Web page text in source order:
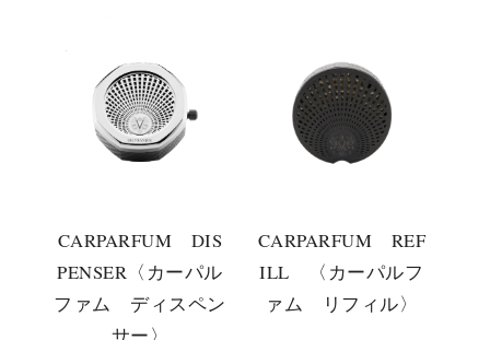
CARPARFUM DIS
PENSER〈カーパル
ファム ディスペン
サー〉
CARPARFUM REF
ILL 〈カーパルフ
ァム リフィル〉